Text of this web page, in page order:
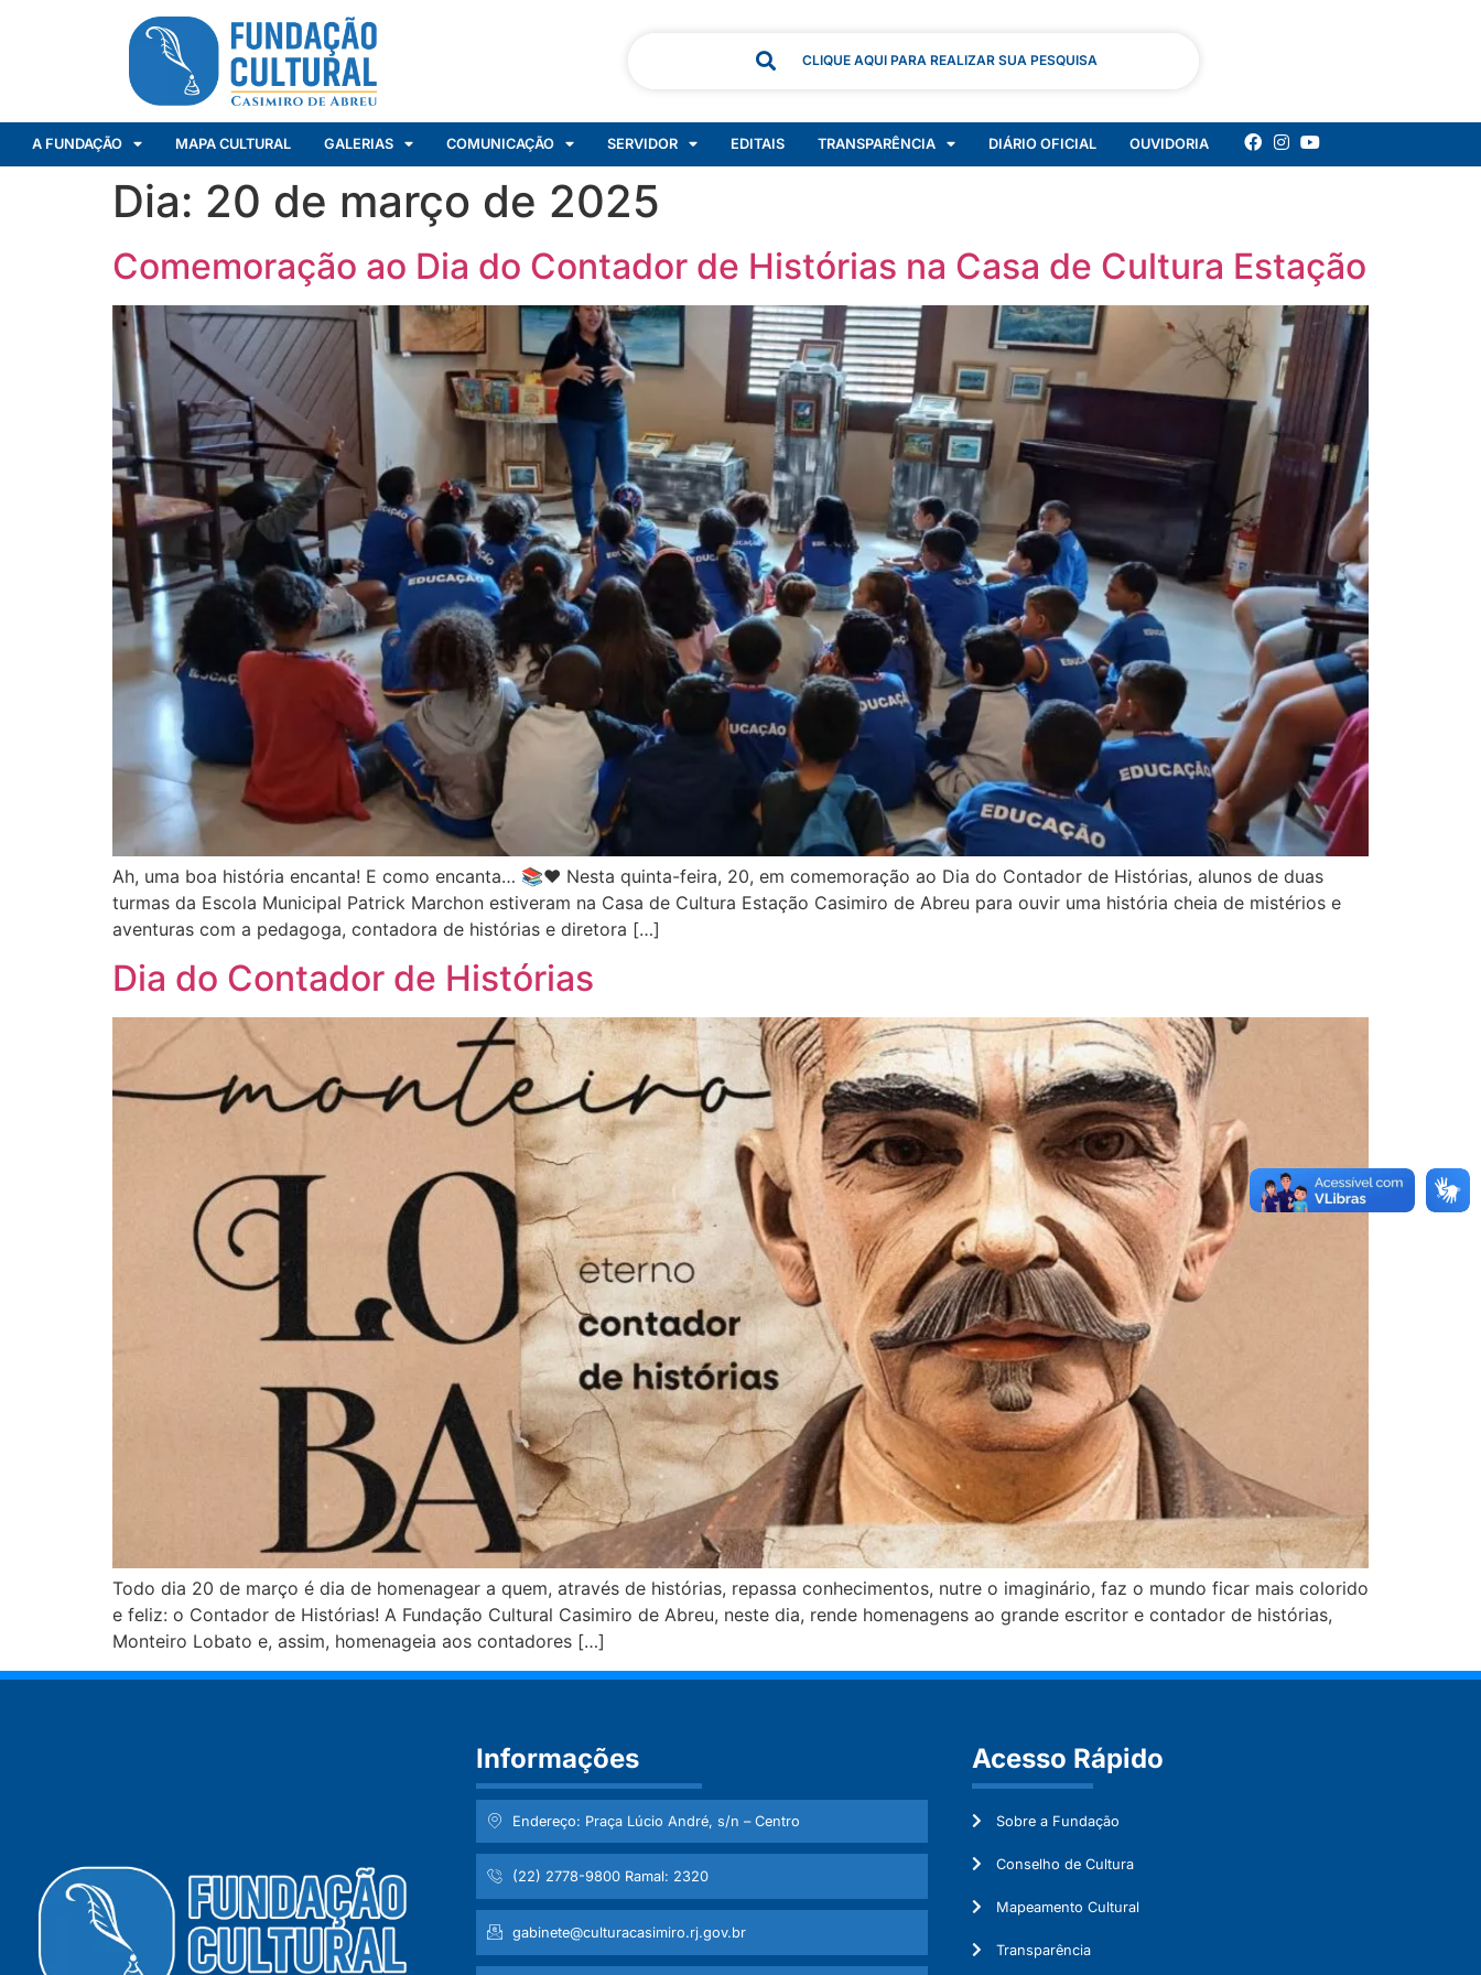
CLIQUE AQUI PARA REALIZAR SUA PESQUISA
A FUNDAÇÃO MAPA CULTURAL GALERIAS COMUNICAÇÃO SERVIDOR EDITAIS TRANSPARÊNCIA DIÁRIO OFICIAL OUVIDORIA
Dia: 20 de março de 2025
Comemoração ao Dia do Contador de Histórias na Casa de Cultura Estação
Ah, uma boa história encanta! E como encanta… 📚❤️ Nesta quinta-feira, 20, em comemoração ao Dia do Contador de Histórias, alunos de duas
turmas da Escola Municipal Patrick Marchon estiveram na Casa de Cultura Estação Casimiro de Abreu para ouvir uma história cheia de mistérios e
aventuras com a pedagoga, contadora de histórias e diretora […]
Dia do Contador de Histórias
Todo dia 20 de março é dia de homenagear a quem, através de histórias, repassa conhecimentos, nutre o imaginário, faz o mundo ficar mais colorido
e feliz: o Contador de Histórias! A Fundação Cultural Casimiro de Abreu, neste dia, rende homenagens ao grande escritor e contador de histórias,
Monteiro Lobato e, assim, homenageia aos contadores […]
Informações
Endereço: Praça Lúcio André, s/n – Centro
(22) 2778-9800 Ramal: 2320
gabinete@culturacasimiro.rj.gov.br
Acesso Rápido
Sobre a Fundação
Conselho de Cultura
Mapeamento Cultural
Transparência